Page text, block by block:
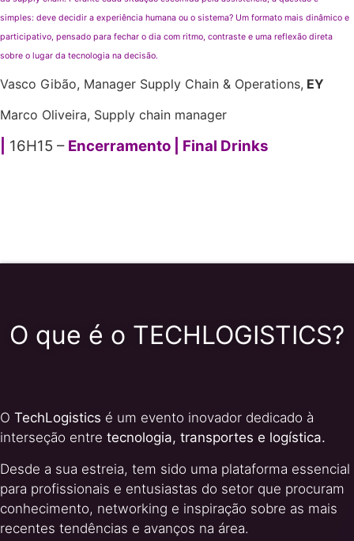
simples: deve decidir a experiência humana ou o sistema? Um formato mais dinâmico e
participativo, pensado para fechar o dia com ritmo, contraste e uma reflexão direta
sobre o lugar da tecnologia na decisão.
Vasco Gibão, Manager Supply Chain & Operations, EY
Marco Oliveira, Supply chain manager
16H15 – Encerramento | Final Drinks
O que é o TECHLOGISTICS?
O TechLogistics é um evento inovador dedicado à
interseção entre tecnologia, transportes e logística.
Desde a sua estreia, tem sido uma plataforma essencial
para profissionais e entusiastas do setor que procuram
conhecimento, networking e inspiração sobre as mais
recentes tendências e avanços na área.